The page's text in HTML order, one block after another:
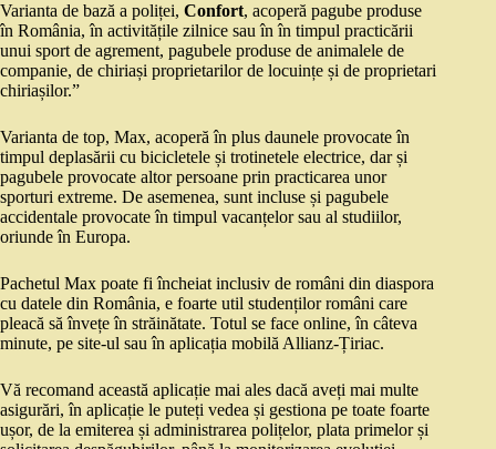
Varianta de bază a poliței, Confort, acoperă pagube produse
în România, în activitățile zilnice sau în în timpul practicării
unui sport de agrement, pagubele produse de animalele de
companie, de chiriași proprietarilor de locuințe și de proprietari
chiriașilor.”
Varianta de top, Max, acoperă în plus daunele provocate în
timpul deplasării cu bicicletele și trotinetele electrice, dar și
pagubele provocate altor persoane prin practicarea unor
sporturi extreme. De asemenea, sunt incluse și pagubele
accidentale provocate în timpul vacanțelor sau al studiilor,
oriunde în Europa.
Pachetul Max poate fi încheiat inclusiv de români din diaspora
cu datele din România, e foarte util studenților români care
pleacă să învețe în străinătate. Totul se face online, în câteva
minute, pe site-ul sau în aplicația mobilă Allianz-Țiriac.
Vă recomand această aplicație mai ales dacă aveți mai multe
asigurări, în aplicație le puteți vedea și gestiona pe toate foarte
ușor, de la emiterea și administrarea polițelor, plata primelor și